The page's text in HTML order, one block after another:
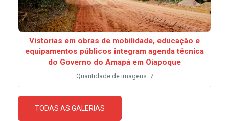
Vistorias em obras de mobilidade, educação e
equipamentos públicos integram agenda técnica
do Governo do Amapá em Oiapoque
Quantidade de imagens: 7
TODAS AS GALERIAS